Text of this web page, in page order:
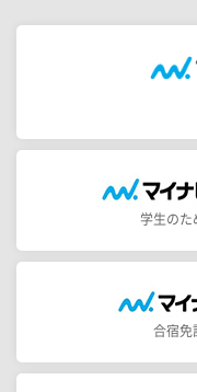
学生のた
合宿免